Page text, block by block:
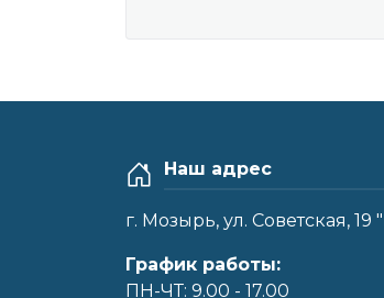
Наш адрес
г. Мозырь, ул. Советская, 19
График работы:
ПН-ЧТ: 9.00 - 17.00